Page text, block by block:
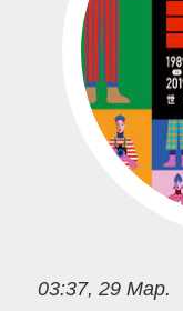
03:37, 29 Мар.